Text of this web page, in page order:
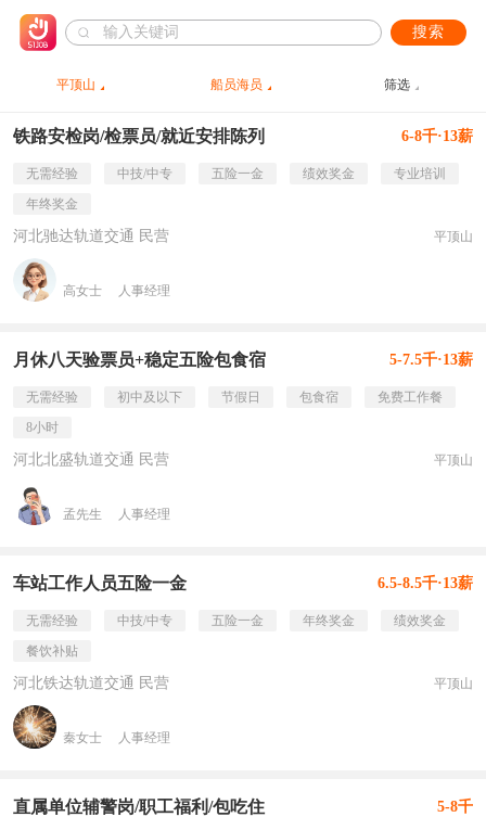
搜索
平顶山 船员海员 筛选
铁路安检岗/检票员/就近安排陈列 6-8千·13薪
无需经验 中技/中专 五险一金 绩效奖金
专业培训
年终奖金
河北驰达轨道交通 民营 平顶山
高女士 人事经理
月休八天验票员+稳定五险包食宿 5-7.5千·13薪
无需经验 初中及以下 节假日 包食宿
免费工作餐
8小时
河北北盛轨道交通 民营 平顶山
孟先生 人事经理
车站工作人员五险一金 6.5-8.5千·13薪
无需经验 中技/中专 五险一金 年终奖金
绩效奖金
餐饮补贴
河北铁达轨道交通 民营 平顶山
秦女士 人事经理
直属单位辅警岗/职工福利/包吃住 5-8千